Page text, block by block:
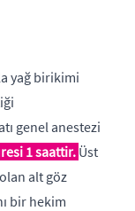
yağ birikimi
genel anestezi
1 saattir. Üst
alt göz
bir hekim